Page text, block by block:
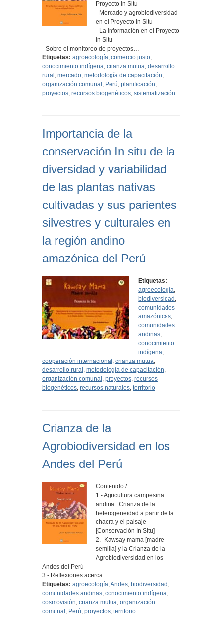
Proyecto In Situ
- Mercado y agrobiodiversidad
en el Proyecto In Situ
- La información en el Proyecto
In Situ
- Sobre el monitoreo de proyectos…
Etiquetas: agroecología, comercio justo,
conocimiento indígena, crianza mutua, desarrollo
rural , mercado, metodología de capacitación,
organización comunal , Perú, planificación,
proyectos, recursos biogenéticos, sistematización
Importancia de la
conservación In situ de la
diversidad y variabilidad
de las plantas nativas
cultivadas y sus parientes
silvestres y culturales en
la región andino
amazónica del Perú
Etiquetas:
agroecología,
biodiversidad ,
comunidades
amazónicas,
comunidades
andinas,
conocimiento
indígena,
cooperación internacional , crianza mutua,
desarrollo rural , metodología de capacitación,
organización comunal , proyectos, recursos
biogenéticos, recursos naturales, territorio
Crianza de la
Agrobiodiversidad en los
Andes del Perú
Contenido /
1.- Agricultura campesina
andina : Crianza de la
heterogeneidad a partir de la
chacra y el paisaje
[Conservación In Situ]
2.- Kawsay mama [madre
semilla] y la Crianza de la
Agrobiodiversidad en los
Andes del Perú
3.- Reflexiones acerca…
Etiquetas: agroecología,Andes, biodiversidad ,
comunidades andinas, conocimiento indígena,
cosmovisión, crianza mutua, organización
comunal , Perú, proyectos, territorio